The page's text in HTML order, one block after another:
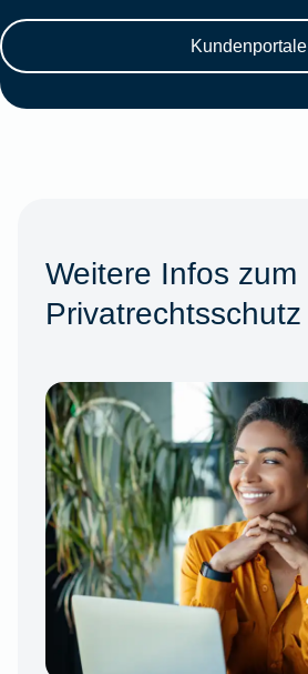
Kundenportale
Weitere Infos zum
Privatrechtsschutz